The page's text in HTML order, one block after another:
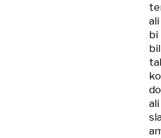
ali
bi
bil
ali